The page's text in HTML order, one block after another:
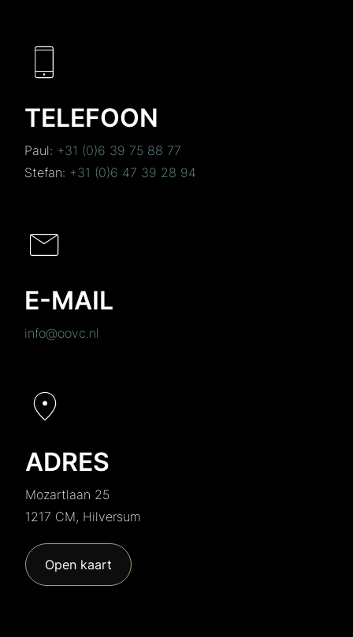
TELEFOON
Paul: +31 (0)6 39 75 88 77
Stefan: +31 (0)6 47 39 28 94
E-MAIL
info@oovc.nl
ADRES
Mozartlaan 25
1217 CM, Hilversum
Open kaart